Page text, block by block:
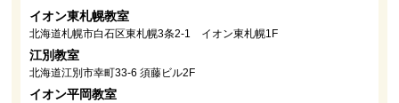
イオン東札幌教室
北海道札幌市白石区東札幌3条2-1 イオン東札幌1F
江別教室
北海道江別市幸町33-6 須藤ビル2F
イオン平岡教室